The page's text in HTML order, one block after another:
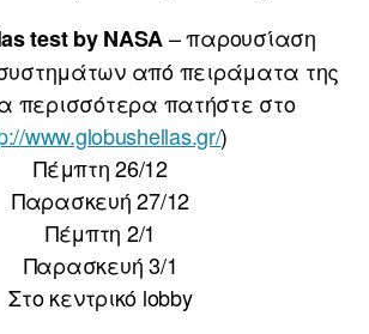
test by NASA– παρουσίαση
από πειράματα της
περισσότερα πατήστε στο
www.globushellas.gr/)
Πέμπτη 26/12
Παρασκευή 27/12
Πέμπτη 2/1
Παρασκευή 3/1
Στο κεντρικό lobby